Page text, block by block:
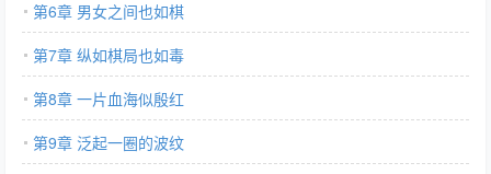
第6章 男女之间也如棋
第7章 纵如棋局也如毒
第8章 一片血海似殷红
第9章 泛起一圈的波纹